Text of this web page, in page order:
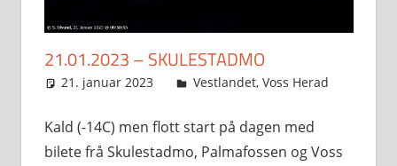
21.01.2023 – SKULESTADMO
21. januar 2023 Svein
Vestlandet, Voss Herad
Kald (-14C) men flott start på dagen med
bilete frå Skulestadmo, Palmafossen og Voss